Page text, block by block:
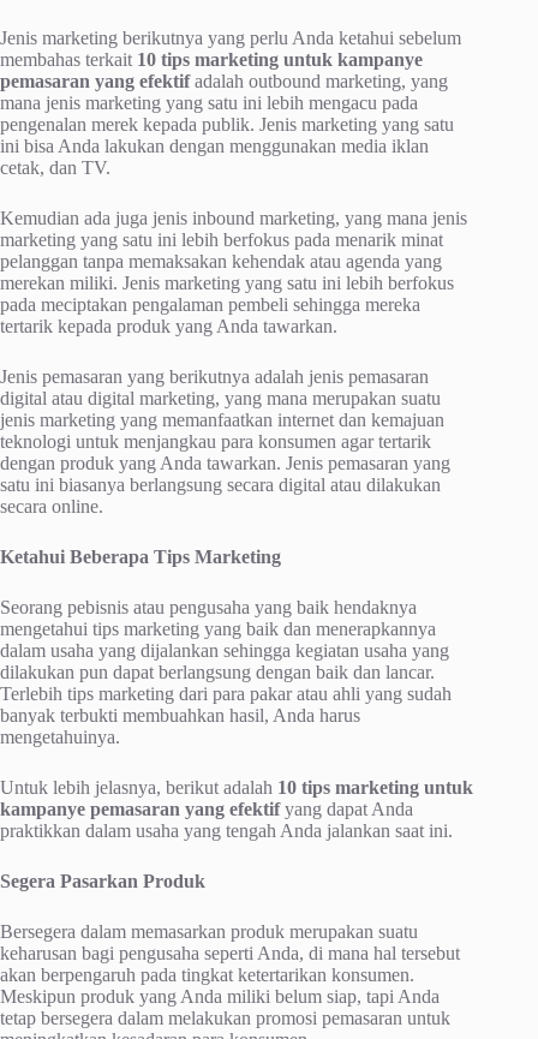
Jenis marketing berikutnya yang perlu Anda ketahui sebelum
membahas terkait 10 tips marketing untuk kampanye
pemasaran yang efektifadalah outbound marketing, yang
mana jenis marketing yang satu ini lebih mengacu pada
pengenalan merek kepada publik. Jenis marketing yang satu
ini bisa Anda lakukan dengan menggunakan media iklan
cetak, dan TV.
Kemudian ada juga jenis inbound marketing, yang mana jenis
marketing yang satu ini lebih berfokus pada menarik minat
pelanggan tanpa memaksakan kehendak atau agenda yang
merekan miliki. Jenis marketing yang satu ini lebih berfokus
pada meciptakan pengalaman pembeli sehingga mereka
tertarik kepada produk yang Anda tawarkan.
Jenis pemasaran yang berikutnya adalah jenis pemasaran
digital atau digital marketing, yang mana merupakan suatu
jenis marketing yang memanfaatkan internet dan kemajuan
teknologi untuk menjangkau para konsumen agar tertarik
dengan produk yang Anda tawarkan. Jenis pemasaran yang
satu ini biasanya berlangsung secara digital atau dilakukan
secara online.
Ketahui Beberapa Tips Marketing
Seorang pebisnis atau pengusaha yang baik hendaknya
mengetahui tips marketing yang baik dan menerapkannya
dalam usaha yang dijalankan sehingga kegiatan usaha yang
dilakukan pun dapat berlangsung dengan baik dan lancar.
Terlebih tips marketing dari para pakar atau ahli yang sudah
banyak terbukti membuahkan hasil, Anda harus
mengetahuinya.
Untuk lebih jelasnya, berikut adalah 10 tips marketing untuk
kampanye pemasaran yang efektifyang dapat Anda
praktikkan dalam usaha yang tengah Anda jalankan saat ini.
Segera Pasarkan Produk
Bersegera dalam memasarkan produk merupakan suatu
keharusan bagi pengusaha seperti Anda, di mana hal tersebut
akan berpengaruh pada tingkat ketertarikan konsumen.
Meskipun produk yang Anda miliki belum siap, tapi Anda
tetap bersegera dalam melakukan promosi pemasaran untuk